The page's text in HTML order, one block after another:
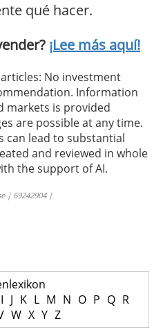
qué hacer.
¡Lee más aquí!
No investment
Information
markets is provided
are possible at any time.
can lead to substantial
and reviewed in whole
the support of AI.
| 69242904 |
I J K L M N O P Q R
W X Y Z